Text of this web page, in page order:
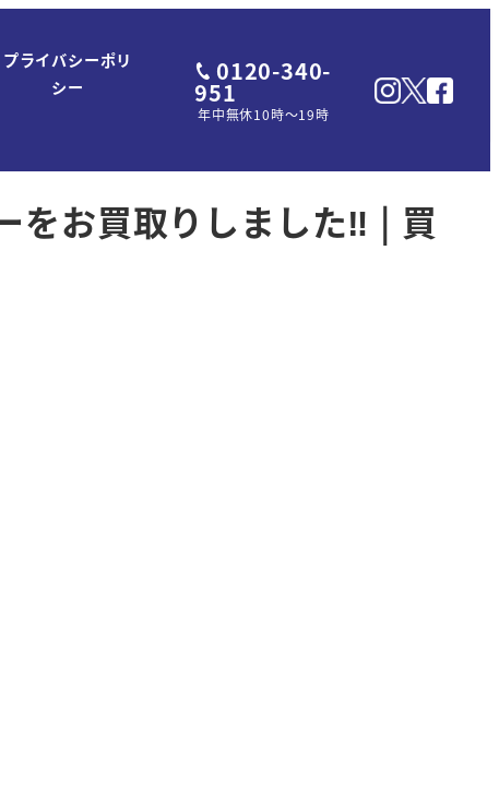
プライバシーポリ
シー
0120-340-
951
年中無休10時～19時
をお買取りしました‼ | 買